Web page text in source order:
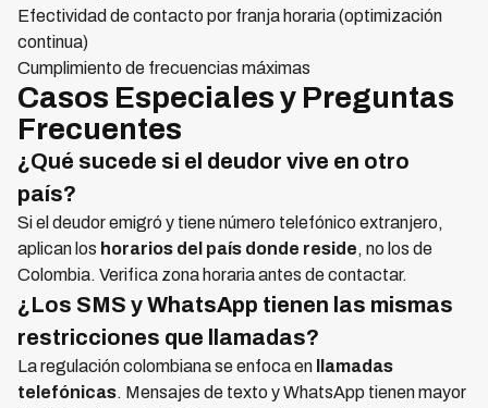
Efectividad de contacto por franja horaria (optimización
continua)
Cumplimiento de frecuencias máximas
Casos Especiales y Preguntas
Frecuentes
¿Qué sucede si el deudor vive en otro
país?
Si el deudor emigró y tiene número telefónico extranjero,
aplican los horarios del país donde reside, no los de
Colombia. Verifica zona horaria antes de contactar.
¿Los SMS y WhatsApp tienen las mismas
restricciones que llamadas?
La regulación colombiana se enfoca en
llamadas
telefónicas. Mensajes de texto y WhatsApp tienen mayor